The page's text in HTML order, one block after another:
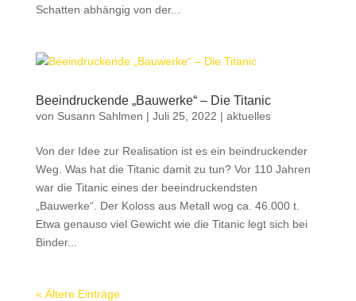
Schatten abhängig von der...
Beeindruckende „Bauwerke“ – Die Titanic
von Susann Sahlmen | Juli 25, 2022 | aktuelles
Von der Idee zur Realisation ist es ein beindruckender
Weg. Was hat die Titanic damit zu tun? Vor 110 Jahren
war die Titanic eines der beeindruckendsten
„Bauwerke“. Der Koloss aus Metall wog ca. 46.000 t.
Etwa genauso viel Gewicht wie die Titanic legt sich bei
Binder...
« Ältere Einträge